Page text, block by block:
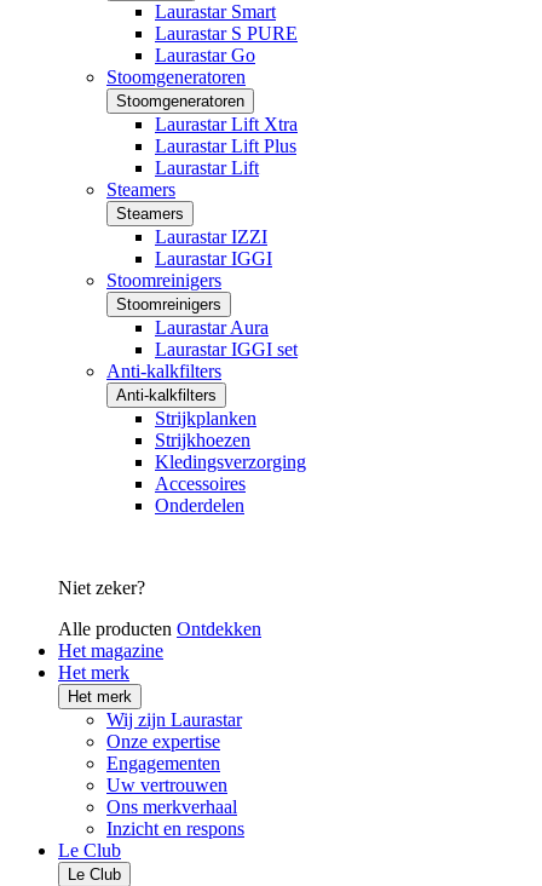
Laurastar Smart
Laurastar S PURE
Laurastar Go
Stoomgeneratoren
Stoomgeneratoren
Laurastar Lift Xtra
Laurastar Lift Plus
Laurastar Lift
Steamers
Steamers
Laurastar IZZI
Laurastar IGGI
Stoomreinigers
Stoomreinigers
Laurastar Aura
Laurastar IGGI set
Anti-kalkfilters
Anti-kalkfilters
Strijkplanken
Strijkhoezen
Kledingsverzorging
Accessoires
Onderdelen
Niet zeker?
Alle producten Ontdekken
Het magazine
Het merk
Het merk
Wij zijn Laurastar
Onze expertise
Engagementen
Uw vertrouwen
Ons merkverhaal
Inzicht en respons
Le Club
Le Club